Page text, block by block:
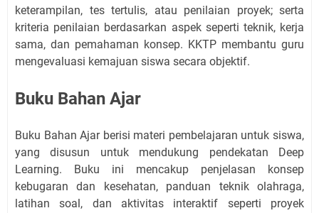
keterampilan, tes tertulis, atau penilaian proyek; serta
kriteria penilaian berdasarkan aspek seperti teknik, kerja
sama, dan pemahaman konsep. KKTP membantu guru
mengevaluasi kemajuan siswa secara objektif.
Buku Bahan Ajar
Buku Bahan Ajar berisi materi pembelajaran untuk siswa,
yang disusun untuk mendukung pendekatan Deep
Learning. Buku ini mencakup penjelasan konsep
kebugaran dan kesehatan, panduan teknik olahraga,
latihan soal, dan aktivitas interaktif seperti proyek